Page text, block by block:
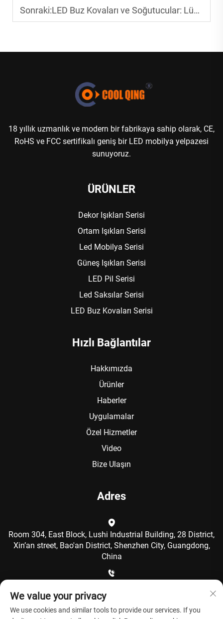
Sonraki:LED Buz Kovaları ve Soğutucular: Lüks Yatlarda İşlevsel Dekor
18 yıllık uzmanlık ve modern bir fabrikaya sahip olarak, CE,
RoHS ve FCC sertifikalı geniş bir LED mobilya yelpazesi
sunuyoruz.
ÜRÜNLER
Dekor Işıkları Serisi
Ortam Işıkları Serisi
Led Mobilya Serisi
Güneş Işıkları Serisi
LED Pil Serisi
Led Saksılar Serisi
LED Buz Kovaları Serisi
Hızlı Bağlantılar
Hakkımızda
Ürünler
Haberler
Uygulamalar
Özel Hizmetler
Video
Bize Ulaşın
Adres
Room 304, East Block, Lushi Industrial Building, 28 District,
Xin’an street, Bao'an District, Shenzhen City, Guangdong,
China
[email protected]
We value your privacy
We use cookies and similar tools to provide our services. If you